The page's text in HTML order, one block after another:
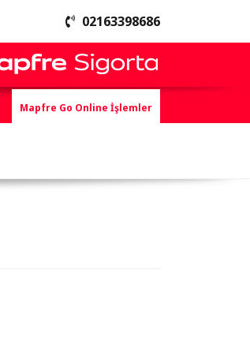
02163398686
Mapfre Go Online İşlemler